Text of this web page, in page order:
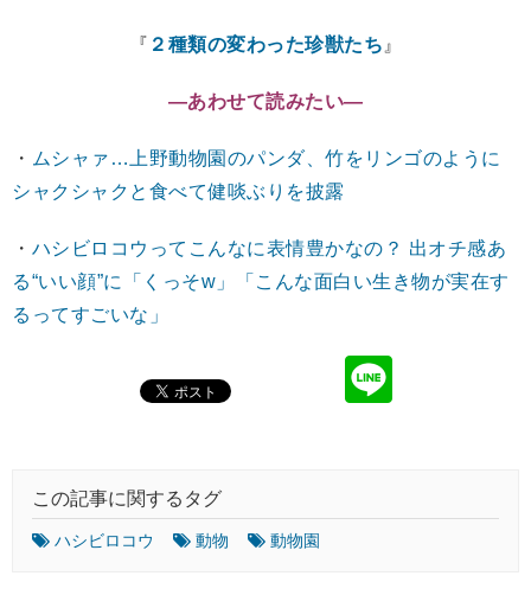
『 ２種類の変わった珍獣たち 』
―あわせて読みたい―
・ ムシャァ…上野動物園のパンダ、竹をリンゴのように
シャクシャクと食べて健啖ぶりを披露
・ ハシビロコウってこんなに表情豊かなの？ 出オチ感あ
る“いい顔”に「くっそw」「こんな面白い生き物が実在す
るってすごいな」
この記事に関するタグ
ハシビロコウ 動物 動物園